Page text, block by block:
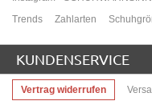
Trends
Zahlarten
KUNDENSERVICE
Vertrag widerrufen